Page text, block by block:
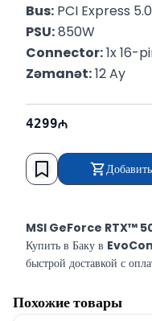
Bus: PCI Express 5.0
PSU: 850W
Connector: 1x 16-
Zəmanət: 12 Ay
4299
MSI GeForce RTX™
Купить в Баку в
быстрой доставкой с
Похожие товары